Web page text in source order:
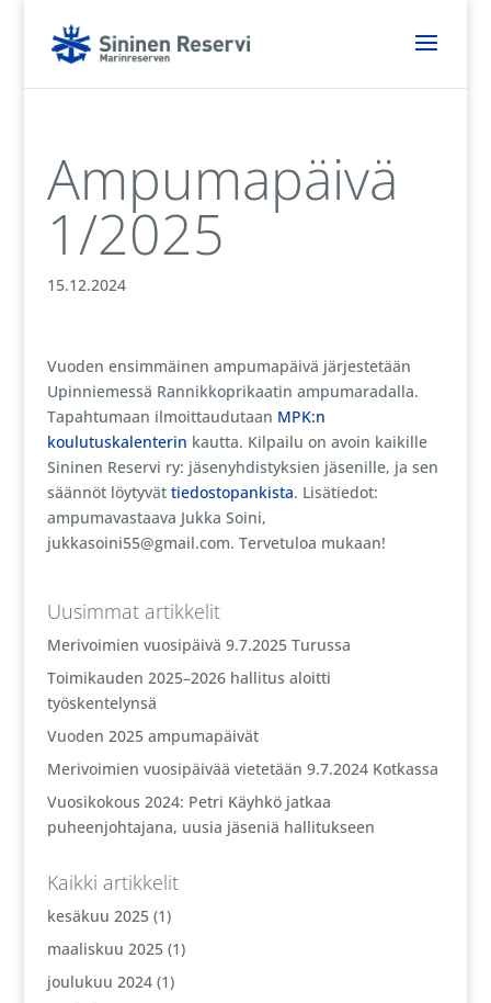
Ampumapäivä
1/2025
15.12.2024
Vuoden ensimmäinen ampumapäivä järjestetään
Upinniemessä Rannikkoprikaatin ampumaradalla.
Tapahtumaan ilmoittaudutaan MPK:n
koulutuskalenterin kautta. Kilpailu on avoin kaikille
Sininen Reservi ry: jäsenyhdistyksien jäsenille, ja sen
säännöt löytyvät tiedostopankista. Lisätiedot:
ampumavastaava Jukka Soini,
jukkasoini55@gmail.com. Tervetuloa mukaan!
Uusimmat artikkelit
Merivoimien vuosipäivä 9.7.2025 Turussa
Toimikauden 2025–2026 hallitus aloitti
työskentelynsä
Vuoden 2025 ampumapäivät
Merivoimien vuosipäivää vietetään 9.7.2024 Kotkassa
Vuosikokous 2024: Petri Käyhkö jatkaa
puheenjohtajana, uusia jäseniä hallitukseen
Kaikki artikkelit
kesäkuu 2025(1)
maaliskuu 2025(1)
joulukuu 2024(1)